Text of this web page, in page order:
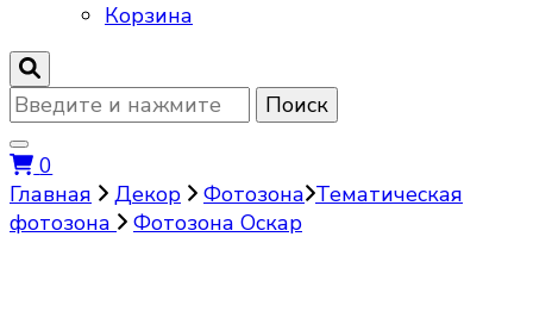
Корзина
Ищите
что-
то?0
Главная
Декор Фотозона Тематическая
фотозона
Фотозона Оскар